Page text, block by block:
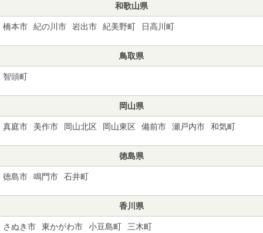
和歌山県
橋本市 紀の川市 岩出市 紀美野町 日高川町
鳥取県
智頭町
岡山県
真庭市 美作市 岡山北区 岡山東区 備前市 瀬戸内市 和気町
徳島県
徳島市 鳴門市 石井町
香川県
さぬき市 東かがわ市 小豆島町 三木町